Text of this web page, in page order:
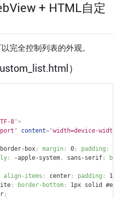
+ HTML自定
完全控制列表的外观。
）
8">
" content="width=device-width,
border-box; margin: 0; padding :
: -apple-system, sans-serif;
align-items : center; padding :
12px
; border-bottom: 1px solid #eee
;